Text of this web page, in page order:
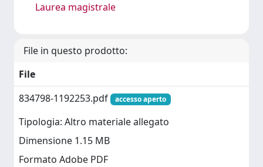
Laurea magistrale
File in questo prodotto:
File
834798-1192253.pdf
accesso aperto
Tipologia: Altro materiale allegato
Dimensione 1.15 MB
Formato Adobe PDF